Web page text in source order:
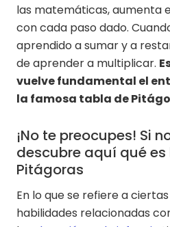
las matemáticas, aumenta
con cada paso dado.
aprendido a sumar y a
de aprender a multiplicar.
vuelve fundamental el
la famosa tabla de
¡No te preocupes! Si
descubre aquí qué
Pitágoras
En lo que se refiere a
habilidades relacionadas